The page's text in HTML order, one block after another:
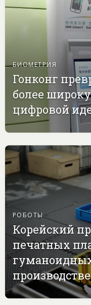
БИОМЕТРИЯ
Гонконг
более
цифровой
РОБОТЫ
Корейский
печатных
производстве